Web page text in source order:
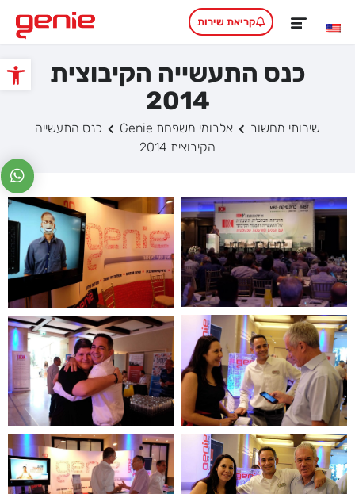
פתח
קריאת שירות
כנס התעשייה הקיבוצית
2014
שירותי מחשוב אלבומי משפחת Genie
כנס התעשייה
הקיבוצית 2014